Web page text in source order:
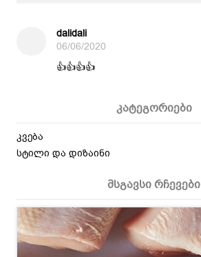
dalidali
06/06/2020
👍👍👍👍
კატეგორიები
კვება
სტილი და დიზაინი
მსგავსი რჩევები